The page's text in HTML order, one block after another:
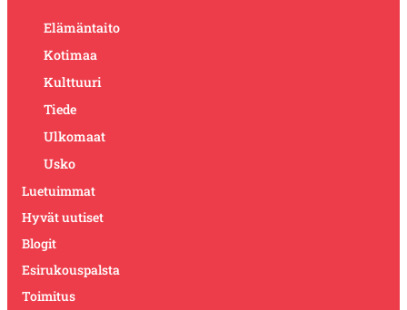
Elämäntaito
Kotimaa
Kulttuuri
Tiede
Ulkomaat
Usko
Luetuimmat
Hyvät uutiset
Blogit
Esirukouspalsta
Toimitus